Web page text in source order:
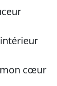
mon cœur